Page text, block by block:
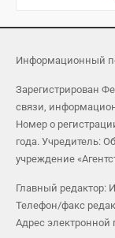
Информационный
Зарегистрирован
связи,
Номер о
года. Учредитель:
учреждение
Главный редактор:
Телефон/факс
Адрес электронной